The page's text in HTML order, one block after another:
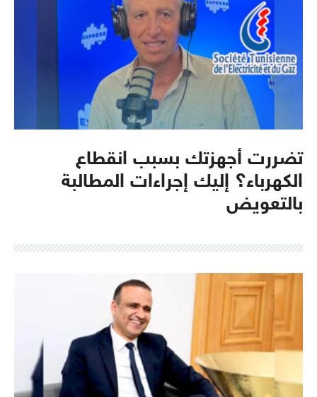
تضررت أجهزتك بسبب انقطاع
الكهرباء؟ إليك إجراءات المطالبة
بالتعويض